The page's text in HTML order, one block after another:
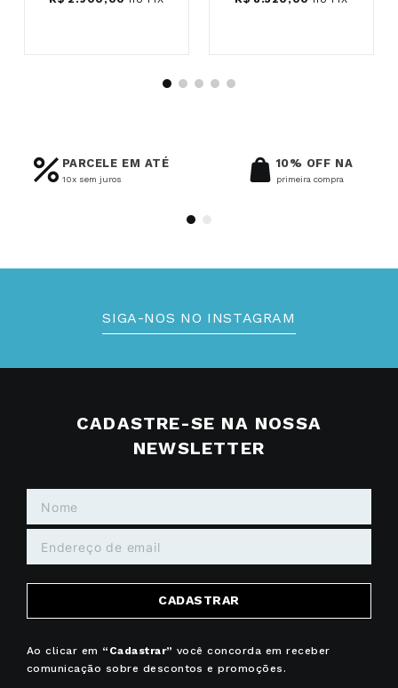
PARCELE EM ATÉ
10x sem juros
10% OFF NA
primeira compra
SIGA-NOS NO INSTAGRAM
CADASTRE-SE NA NOSSA
NEWSLETTER
CADASTRAR
Ao clicar em “Cadastrar” você concorda em receber
comunicação sobre descontos e promoções.